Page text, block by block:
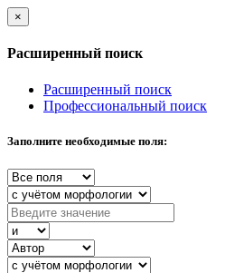
×
Расширенный поиск
Расширенный поиск
Профессиональный поиск
Заполните необходимые поля: